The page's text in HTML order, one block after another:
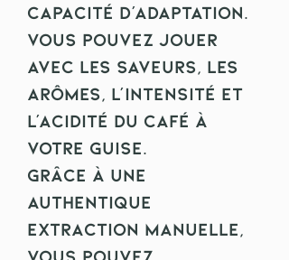
capacité d’adaptation.
Vous pouvez jouer
avec les saveurs, les
arômes, l'intensité et
l'acidité du café à
votre guise.
Grâce à une
authentique
extraction manuelle,
vous pouvez